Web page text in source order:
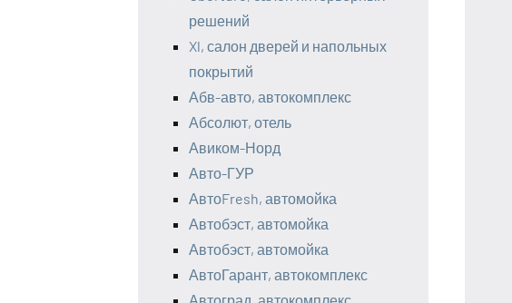
решений
Xl, салон дверей и напольных
покрытий
Абв-авто, автокомплекс
Абсолют, отель
Авиком-Норд
Авто-ГУР
АвтоFresh, автомойка
Автобэст, автомойка
Автобэст, автомойка
АвтоГарант, автокомплекс